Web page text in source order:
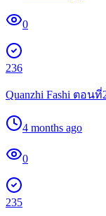
0
236
Quanzhi Fashi ตอนที่
4 months ago
0
235